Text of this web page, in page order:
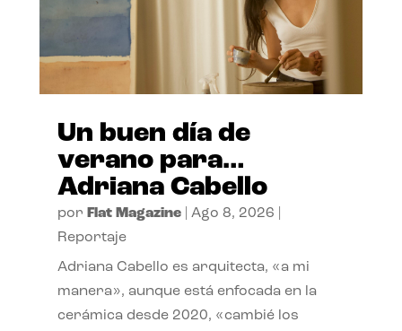
Un buen día de
verano para…
Adriana Cabello
por Flat Magazine| Ago 8, 2026
Reportaje
Adriana Cabello es arquitecta, «a mi
manera», aunque está enfocada en la
cerámica desde 2020, «cambié los